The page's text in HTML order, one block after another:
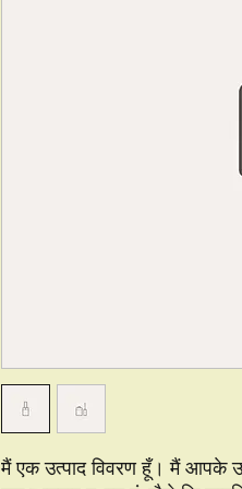
मैं एक उत्पाद विवरण हूँ। मैं आपके